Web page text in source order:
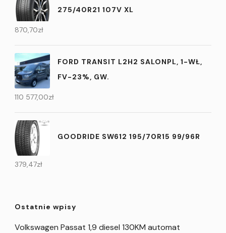
275/40R21 107V XL
870,70zł
FORD TRANSIT L2H2 SALONPL, 1-WŁ,
FV-23%, GW.
110 577,00zł
GOODRIDE SW612 195/70R15 99/96R
379,47zł
Ostatnie wpisy
Volkswagen Passat 1,9 diesel 130KM automat